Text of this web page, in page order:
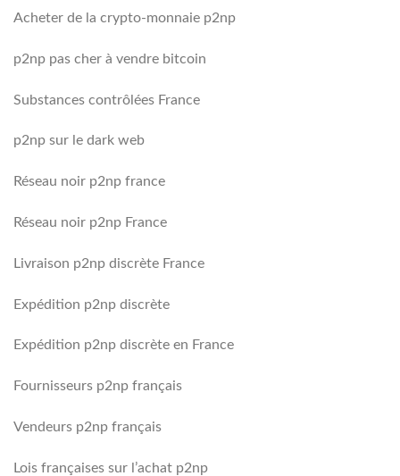
Acheter de la crypto-monnaie p2np
p2np pas cher à vendre bitcoin
Substances contrôlées France
p2np sur le dark web
Réseau noir p2np france
Réseau noir p2np France
Livraison p2np discrète France
Expédition p2np discrète
Expédition p2np discrète en France
Fournisseurs p2np français
Vendeurs p2np français
Lois françaises sur l’achat p2np